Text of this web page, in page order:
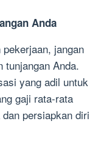
Anda
jangan
tunjangan Anda.
yang adil untuk
gaji rata-rata
persiapkan diri